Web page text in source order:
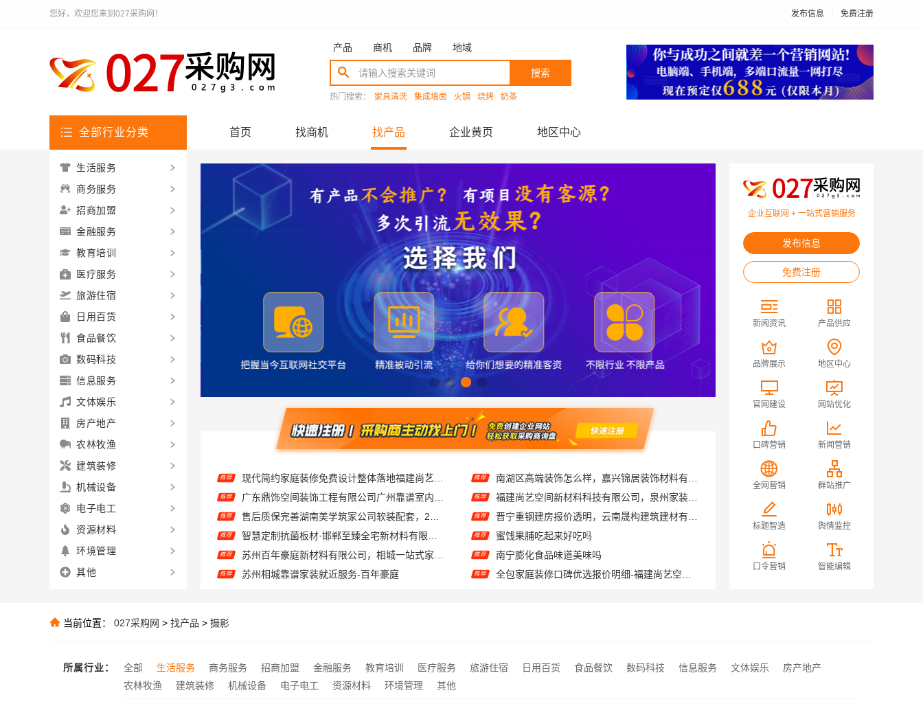
您好，欢迎您来到027采购网！ 发布信息 免费注册
产品 商机 品牌 地域
搜索
热门搜索： 家具清洗 集成墙面 火锅 烧烤 奶茶
全部行业分类 首页 找商机 找产品 企业黄页 地区中心
推荐 广东鼎饰空间装饰工程有限公司广州靠谱室内设计服务
推荐 售后质保完善湖南美学筑家公司软装配套，2小时响应更安心
推荐 智慧定制抗菌板材·邯郸至臻全宅新材料有限公司重塑家居新体验
推荐 苏州百年豪庭新材料有限公司，相城一站式家装设计多少钱拎包入住
推荐 苏州相城靠谱家装就近服务-百年豪庭
推荐 精匠饰家广州全屋装修报价参考
推荐 大连网上考研辅导班 社科赛斯考研专注考研20年
推荐 福建尚艺空间新材料科技有限公司，泉州家装价格透明明细
推荐 晋宁重钢建房报价透明，云南晟构建筑建材有限公司守护您的家
推荐 蜜饯果脯吃起来好吃吗
推荐 南宁膨化食品味道美味吗
推荐
推荐 正规装饰免费量房精装，浙江臻美新型建材有限公司贴心服务
推荐 匠心施工家装施工对接渠道宁波雅美和居建材科技有限公司
企业互联网 + 一站式营销服务
发布信息
免费注册
新闻资讯 产品供应
品牌展示 地区中心
官网建设 网站优化
口碑营销 新闻营销
全网营销 群站推广
标题智造 舆情监控
口令营销 智能编辑
生活服务
商务服务
招商加盟
金融服务
教育培训
医疗服务
旅游住宿
日用百货
食品餐饮
数码科技
信息服务
文体娱乐
房产地产
农林牧渔
建筑装修
机械设备
电子电工
资源材料
环境管理
其他
当前位置： 027采购网 > 找产品 > 摄影
所属行业： 全部 生活服务 商务服务 招商加盟 金融服务 教育培训 医疗服务 旅游住宿 日用百货 食品餐饮 数码科技 信息服务 文体娱乐
房产地产
农林牧渔
建筑装修 机械设备 电子电工 资源材料 环境管理 其他